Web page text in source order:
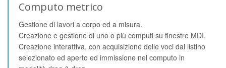
Computo metrico
Gestione di lavori a corpo ed a misura.
Creazione e gestione di uno o più computi su finestre MDI.
Creazione interattiva, con acquisizione delle voci dal listino
selezionato ed aperto ed immissione nel computo in